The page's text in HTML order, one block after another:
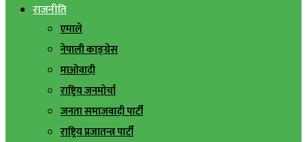
राजनीति
एमाले
नेपाली काङ्ग्रेस
माओवादी
राष्ट्रिय जनमोर्चा
जनता समाजवादी पार्टी
राष्ट्रिय प्रजातन्त्र पार्टी